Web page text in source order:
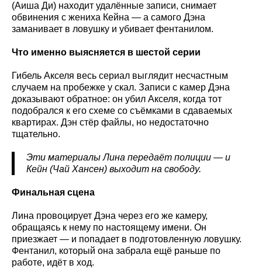
(Аиша Ди) находит удалённые записи, снимает
обвинения с жениха Кейна — а самого Дэна
заманивает в ловушку и убивает фентанилом.
Что именно выясняется в шестой серии
Гибель Акселя весь сериал выглядит несчастным
случаем на пробежке у скал. Записи с камер Дэна
доказывают обратное: он убил Акселя, когда тот
подобрался к его схеме со съёмками в сдаваемых
квартирах. Дэн стёр файлы, но недостаточно
тщательно.
Эти материалы Лина передаёт полиции — и
Кейн (Чай Хансен) выходит на свободу.
Финальная сцена
Лина провоцирует Дэна через его же камеру,
обращаясь к нему по настоящему имени. Он
приезжает — и попадает в подготовленную ловушку.
Фентанил, который она забрала ещё раньше по
работе, идёт в ход.